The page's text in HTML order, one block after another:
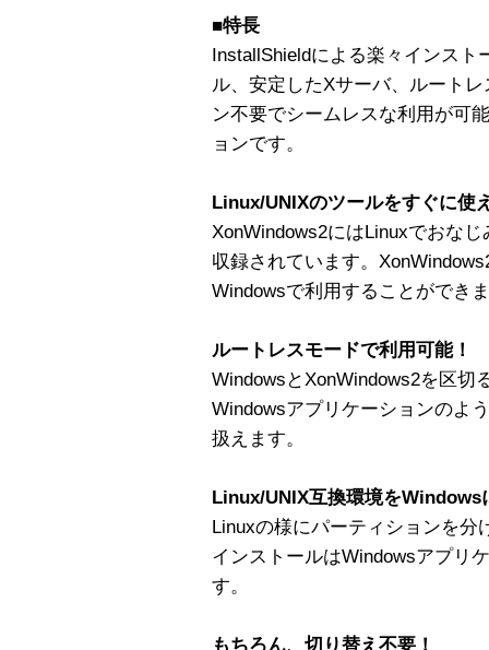
■特長
InstallShieldによる楽々インスト
ル、安定したXサーバ、ルート
ン不要でシームレスな利用が可
ョンです。
Linux/UNIXのツールをすぐに使
XonWindows2にはLinuxでおな
収録されています。
Windowsで利用することができ
ルートレスモードで利用可能！
WindowsとXonWindows2を区切
Windowsアプリケーションのよ
扱えます。
Linux/UNIX互換環境をWindows
Linuxの様にパーティションを分
インストールはWindowsアプリ
す。
もちろん、切り替え不要！